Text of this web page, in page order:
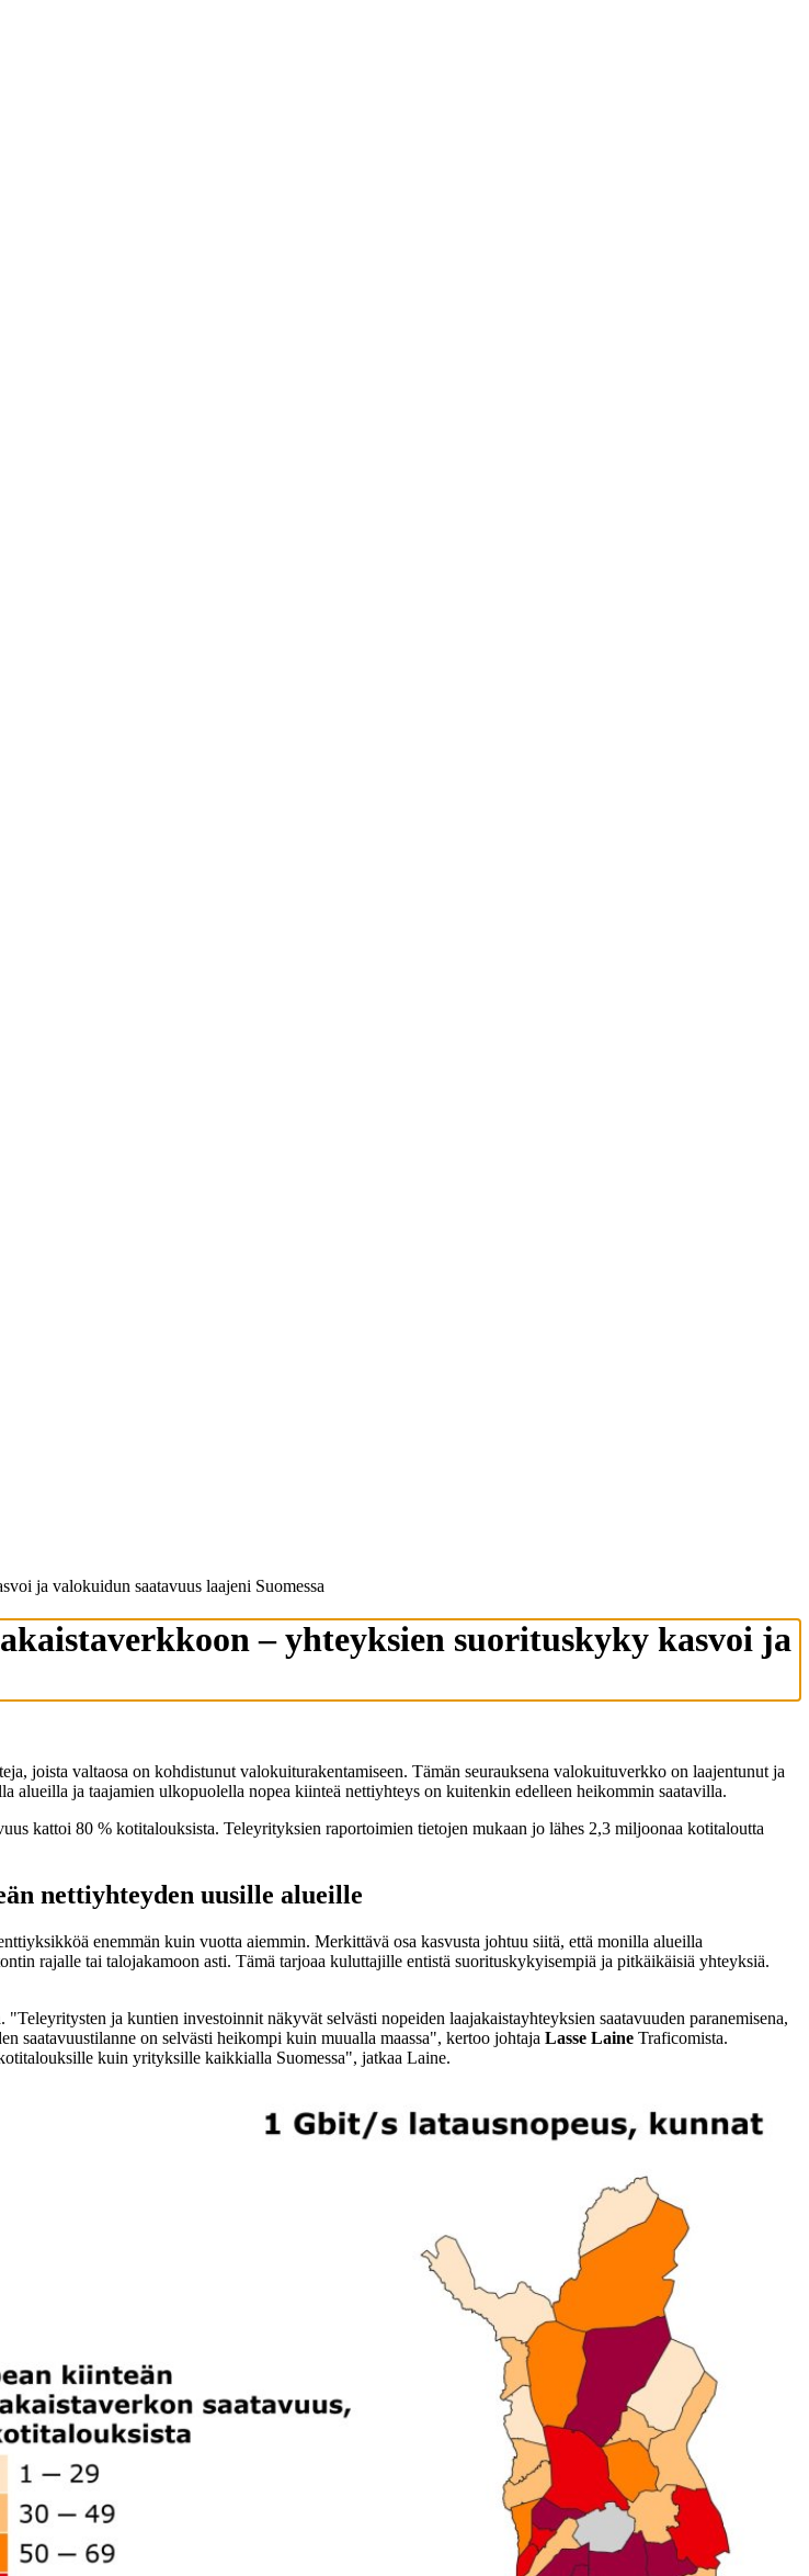
ja valokuidun saatavuus laajeni Suomessa
– yhteyksien suorituskyky kasvoi ja
joista valtaosa on kohdistunut valokuiturakentamiseen. Tämän seurauksena valokuituverkko on laajentunut ja
alueilla ja taajamien ulkopuolella nopea kiinteä nettiyhteys on kuitenkin edelleen heikommin saatavilla.
kattoi 80 % kotitalouksista. Teleyrityksien raportoimien tietojen mukaan jo lähes 2,3 miljoonaa kotitaloutta
nettiyhteyden uusille alueille
enemmän kuin vuotta aiemmin. Merkittävä osa kasvusta johtuu siitä, että monilla alueilla
rajalle tai talojakamoon asti. Tämä tarjoaa kuluttajille entistä suorituskykyisempiä ja pitkäikäisiä yhteyksiä.
ja kuntien investoinnit näkyvät selvästi nopeiden laajakaistayhteyksien saatavuuden paranemisena,
saatavuustilanne on selvästi heikompi kuin muualla maassa", kertoo johtaja Lasse Laine Traficomista.
kuin yrityksille kaikkialla Suomessa", jatkaa Laine.